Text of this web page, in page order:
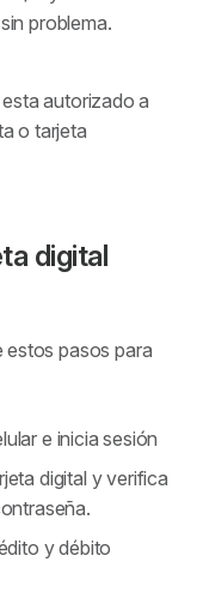
problema.
autorizado a
o tarjeta
digital
pasos para
e inicia sesión
digital y verifica
y débito